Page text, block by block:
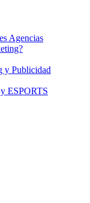
Agencias
y Publicidad
ESPORTS